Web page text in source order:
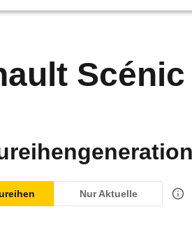
Scénic
Nur Aktuelle